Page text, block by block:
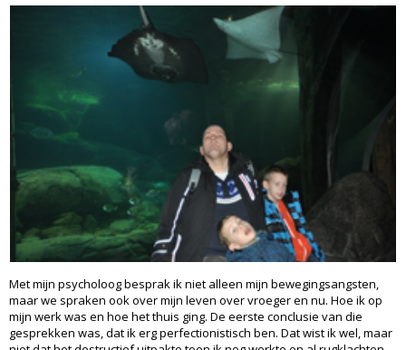
Met mijn psycholoog besprak ik niet alleen mijn bewegingsangsten,
maar we spraken ook over mijn leven over vroeger en nu. Hoe ik op
mijn werk was en hoe het thuis ging. De eerste conclusie van die
gesprekken was, dat ik erg perfectionistisch ben. Dat wist ik wel, maar